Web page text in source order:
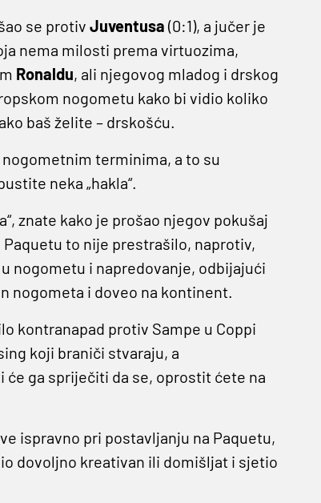
se protiv Juventusa (0:1), a jučer je
nema milosti prema virtuozima,
Ronaldu, ali njegovog mladog i drskog
nogometu kako bi vidio koliko
baš želite – drskošću.
terminima, a to su
neka „hakla“.
znate kako je prošao njegov pokušaj
to nije prestrašilo, naprotiv,
nogometu i napredovanje, odbijajući
nogometa i doveo na kontinent.
kontranapad protiv Sampe u Coppi
koji braniči stvaraju, a
će ga spriječiti da se, oprostit ćete na
ispravno pri postavljanju na Paquetu,
dovoljno kreativan ili domišljat i sjetio